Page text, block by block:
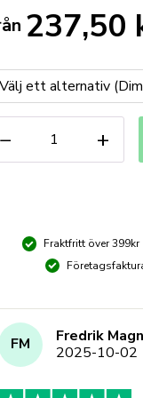
237,50
− +
Fraktfritt över 399kr
FM
Fredrik
2025-10-02